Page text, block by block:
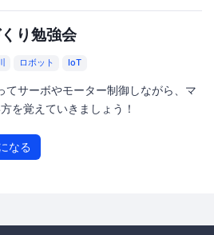
り勉強会
ロボット IoT
てサーボやモーター制御しながら、マ
を覚えていきましょう！
なる